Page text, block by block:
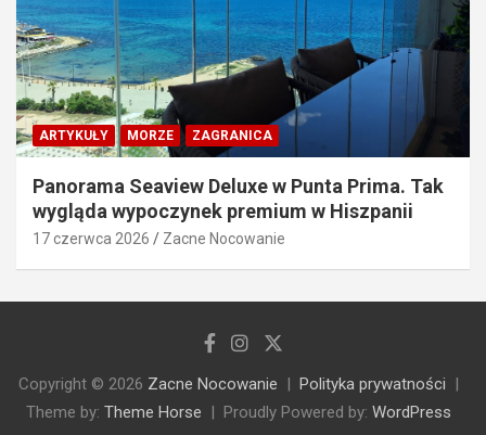
ARTYKUŁY MORZE ZAGRANICA
Panorama Seaview Deluxe w Punta Prima. Tak
wygląda wypoczynek premium w Hiszpanii
17 czerwca 2026 Zacne Nocowanie
Copyright © 2026 Zacne Nocowanie
Polityka prywatności
Theme by: Theme Horse Proudly Powered by: WordPress